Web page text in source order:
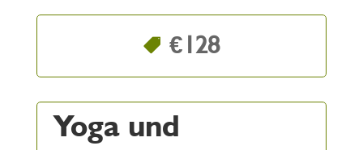
€128
Yoga und